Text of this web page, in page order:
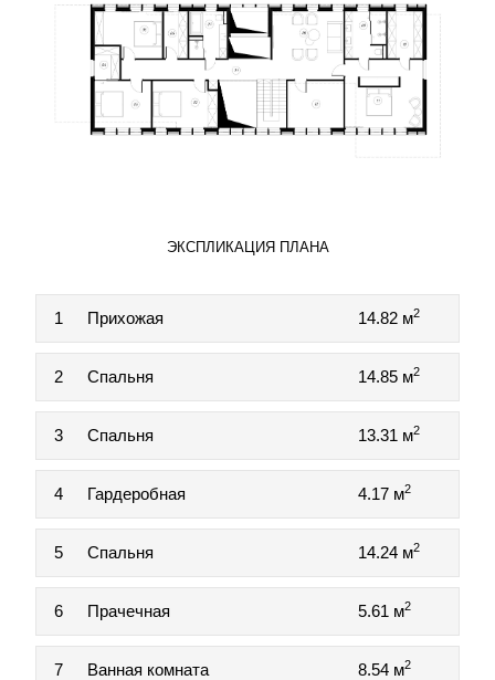
ЭКСПЛИКАЦИЯ ПЛАНА
1 Прихожая 14.82 м2
2 Спальня 14.85 м2
3 Спальня 13.31 м2
4 Гардеробная 4.17 м2
5 Спальня 14.24 м2
6 Прачечная 5.61 м2
7 Ванная комната 8.54 м2